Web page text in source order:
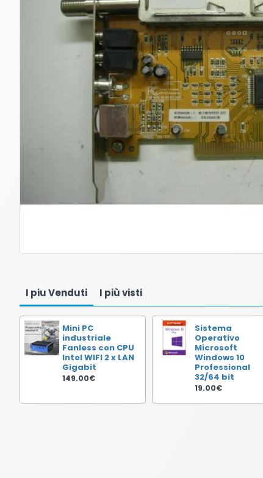
I piu Venduti I più visti
Mini PC
industriale
Fanless con CPU
Intel WIFI 2 x LAN
Gigabit
149.00€
Sistema
Operativo
Microsoft
Windows 10
Professional
32/64 bit
19.00€